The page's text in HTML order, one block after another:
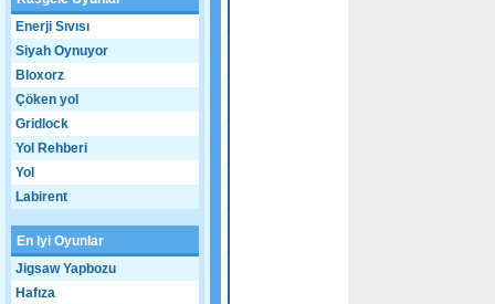
Enerji Sıvısı
Siyah Oynuyor
Bloxorz
Çöken yol
Gridlock
Yol Rehberi
Yol
Labirent
En Iyi Oyunlar
Jigsaw Yapbozu
Hafıza